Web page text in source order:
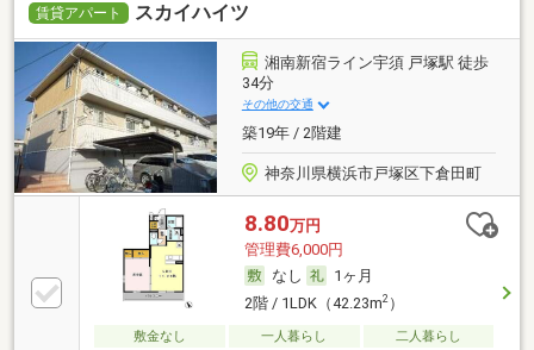
賃貸アパート スカイハイツ
湘南新宿ライン宇須 戸塚駅 徒歩
34分
その他の交通
築19年 / 2階建
神奈川県横浜市戸塚区下倉田町
8.80万円
管理費6,000円
なし
1ヶ月
2階 / 1LDK（42.23m2）
敷金なし 一人暮らし
二人暮らし